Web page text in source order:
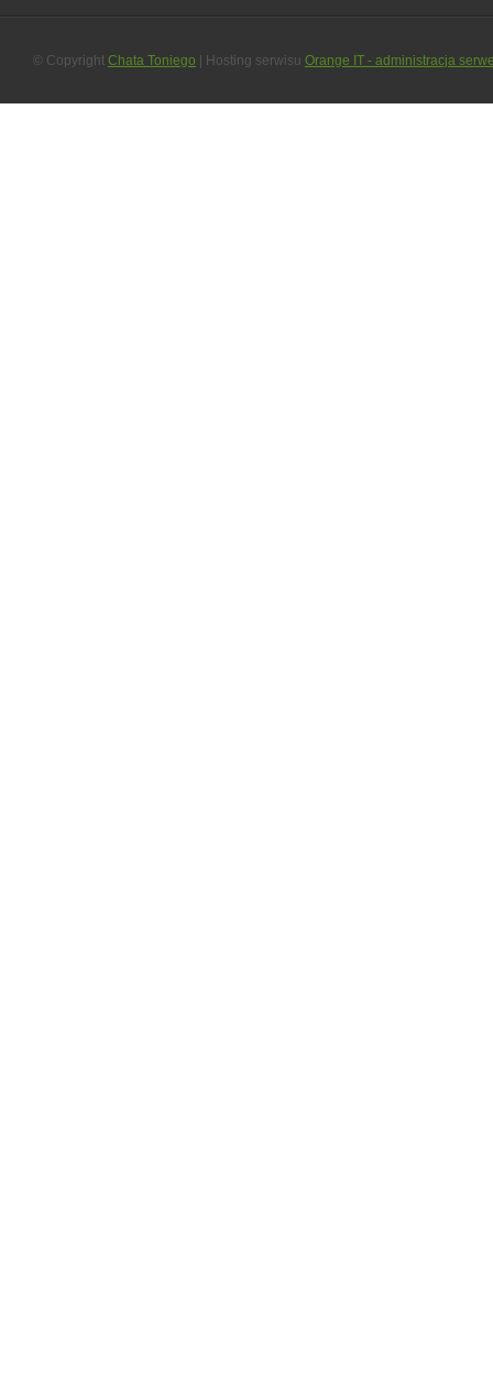
© Copyright Chata Toniego | Hosting serwisu Orange IT - administracja